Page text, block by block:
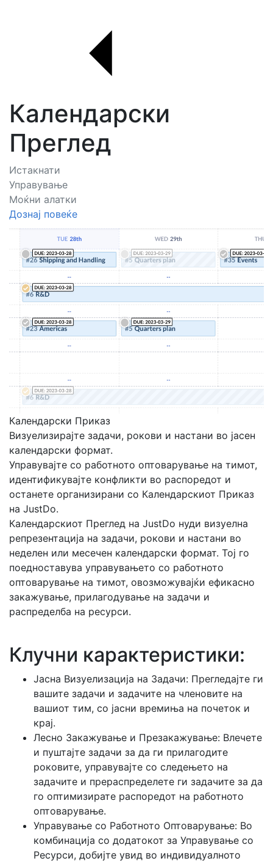
Календарски
Преглед
Истакнати
Управување
Моќни алатки
Дознај повеќе
Календарски Приказ
Визуелизирајте задачи, рокови и настани во јасен
календарски формат.
Управувајте со работното оптоварување на тимот,
идентификувајте конфликти во распоредот и
останете организирани со Календарскиот Приказ
на JustDo.
Календарскиот Преглед на JustDo нуди визуелна
репрезентација на задачи, рокови и настани во
неделен или месечен календарски формат. Тој го
поедноставува управувањето со работното
оптоварување на тимот, овозможувајќи ефикасно
закажување, прилагодување на задачи и
распределба на ресурси.
Клучни карактеристики:
Јасна Визуелизација на Задачи: Прегледајте ги
вашите задачи и задачите на членовите на
вашиот тим, со јасни времиња на почеток и
крај.
Лесно Закажување и Презакажување: Влечете
и пуштајте задачи за да ги прилагодите
роковите, управувајте со следењето на
задачите и прераспределете ги задачите за да
го оптимизирате распоредот на работното
оптоварување.
Управување со Работното Оптоварување: Во
комбинација со додатокот за Управување со
Ресурси, добијте увид во индивидуалното